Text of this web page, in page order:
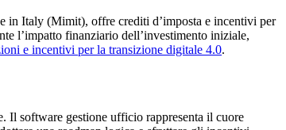
in Italy (Mimit), offre crediti d’imposta e incentivi per
l’impatto finanziario dell’investimento iniziale,
e incentivi per la transizione digitale 4.0.
Il software gestione ufficio rappresenta il cuore